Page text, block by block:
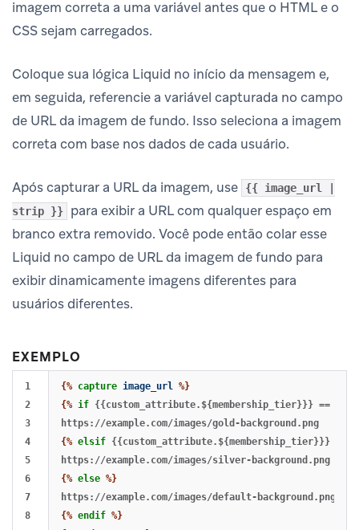
imagem correta a uma variável antes que o HTML e o
CSS sejam carregados.
Coloque sua lógica Liquid no início da mensagem e,
em seguida, referencie a variável capturada no campo
de URL da imagem de fundo. Isso seleciona a imagem
correta com base nos dados de cada usuário.
Após capturar a URL da imagem, use
{{ image_url |
strip }}
para exibir a URL com qualquer espaço em
branco extra removido. Você pode então colar esse
Liquid no campo de URL da imagem de fundo para
exibir dinamicamente imagens diferentes para
usuários diferentes.
EXEMPLO
1
2
3
4
5
6
7
8
{% capture image_url
%}
{% if {{custom_attribute.${membership_tier}}} ==
{% elsif {{custom_attribute.${membership_tier}}}
{% else %}
{% endif %}